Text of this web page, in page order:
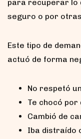
para recuperar lo
seguro o por
Este tipo de
actuó de forma
No respetó
Te chocó por
Cambió de
Iba distraído